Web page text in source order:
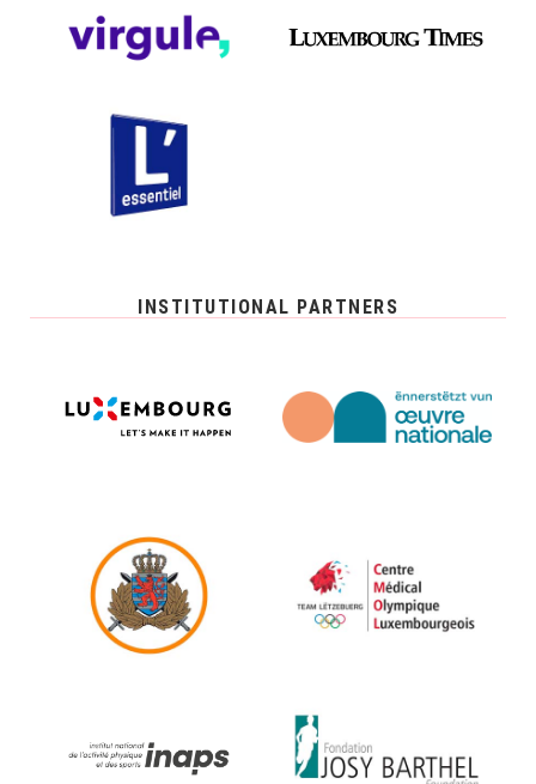
INSTITUTIONAL PARTNERS